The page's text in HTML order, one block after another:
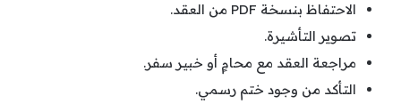
الاحتفاظ بنسخة PDF من العقد.
تصوير التأشيرة.
مراجعة العقد مع محامٍ أو خبير سفر.
التأكد من وجود ختم رسمي.